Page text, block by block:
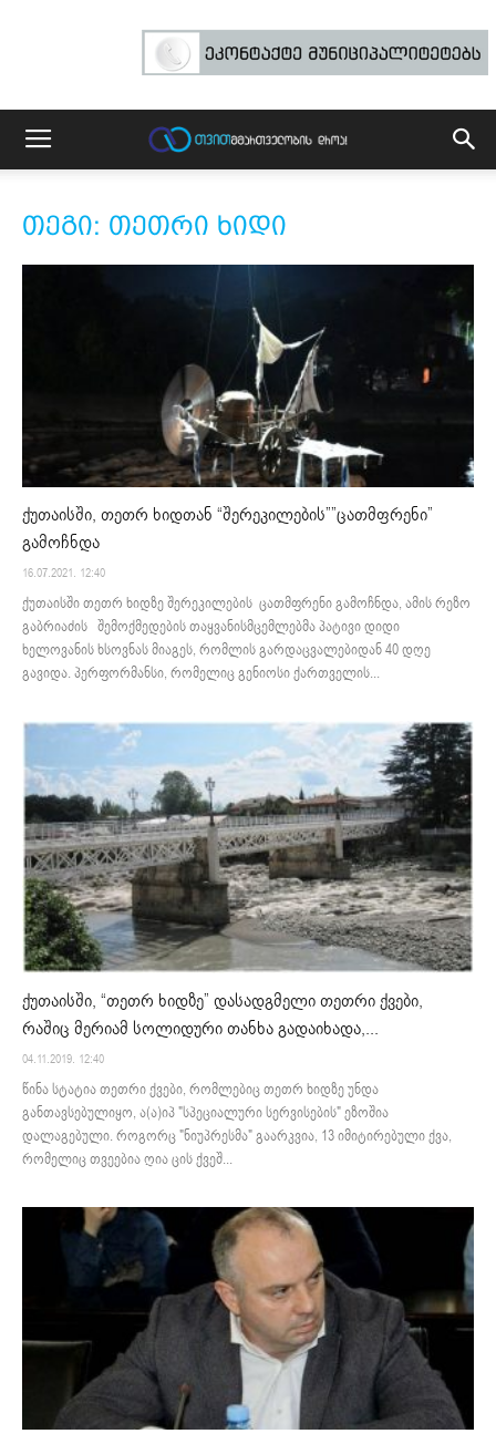
თეგი: თეთრი ხიდი
ქუთაისში, თეთრ ხიდთან “შერეკილების””ცათმფრენი”
გამოჩნდა
16.07.2021. 12:40
ქუთაისში თეთრ ხიდზე შერეკილების ცათმფრენი გამოჩნდა, ამის რეზო
გაბრიაძის შემოქმედების თაყვანისმცემლებმა პატივი დიდი
ხელოვანის ხსოვნას მიაგეს, რომლის გარდაცვალებიდან 40 დღე
გავიდა. პერფორმანსი, რომელიც გენიოსი ქართველის...
ქუთაისში, “თეთრ ხიდზე” დასადგმელი თეთრი ქვები,
რაშიც მერიამ სოლიდური თანხა გადაიხადა,...
04.11.2019. 12:40
წინა სტატია თეთრი ქვები, რომლებიც თეთრ ხიდზე უნდა
განთავსებულიყო, ა(ა)იპ "სპეციალური სერვისების" ეზოშია
დალაგებული. როგორც "ნიუპრესმა" გაარკვია, 13 იმიტირებული ქვა,
რომელიც თვეებია ღია ცის ქვეშ...